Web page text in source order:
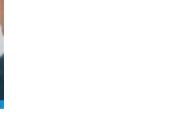
Diversos